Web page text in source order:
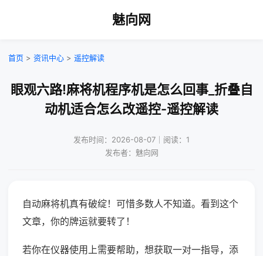
魅向网
首页 > 资讯中心 > 遥控解读
眼观六路!麻将机程序机是怎么回事_折叠自
动机适合怎么改遥控-遥控解读
发布时间：2026-08-07｜阅读：1
发布者：魅向网
自动麻将机真有破绽！可惜多数人不知道。看到这个
文章，你的牌运就要转了！
若你在仪器使用上需要帮助，想获取一对一指导，添